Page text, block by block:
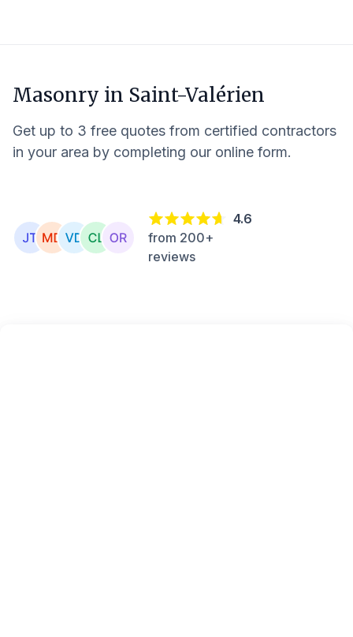
Masonry in Saint-Valérien
Get up to 3 free quotes from certified contractors
in your area by completing our online form.
4.6
from 200+
reviews